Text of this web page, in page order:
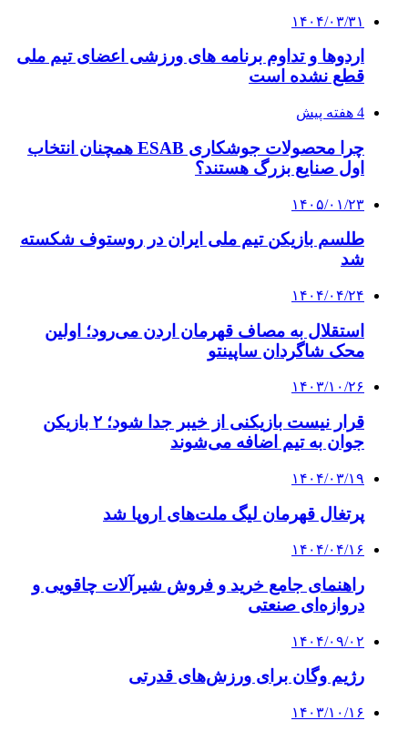
۱۴۰۴/۰۳/۳۱
اردوها و تداوم برنامه های ورزشی اعضای تیم ملی
قطع نشده است
4 هفته پیش
چرا محصولات جوشکاری ESAB همچنان انتخاب
اول صنایع بزرگ هستند؟
۱۴۰۵/۰۱/۲۳
طلسم بازیکن تیم ملی ایران در روستوف شکسته
شد
۱۴۰۴/۰۴/۲۴
استقلال به مصاف قهرمان اردن می‌رود؛ اولین
محک شاگردان ساپینتو
۱۴۰۳/۱۰/۲۶
قرار نیست بازیکنی از خیبر جدا شود؛ ۲ بازیکن
جوان به تیم اضافه می‌شوند
۱۴۰۴/۰۳/۱۹
پرتغال قهرمان لیگ ملت‌های اروپا شد
۱۴۰۴/۰۴/۱۶
راهنمای جامع خرید و فروش شیرآلات چاقویی و
دروازه‌ای صنعتی
۱۴۰۴/۰۹/۰۲
رژیم وگان برای ورزش‌های قدرتی
۱۴۰۳/۱۰/۱۶